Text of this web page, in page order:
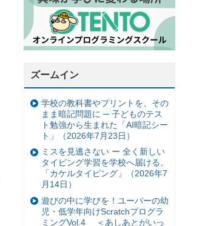
ズームイン
学校の教科書やプリントを、その
まま暗記問題に ─ 子どものテス
ト勉強から生まれた「AI暗記シー
ト」（2026年7月23日）
ミスを見逃さない ー 全く新しい
タイピング学習を学校へ届ける。
「カケルタイピング」（2026年7
月14日）
遊びの中に学びを！ユーバーの幼
児・低学年向けScratchプログラ
ミングVol.4 ＜あしあとがいっ